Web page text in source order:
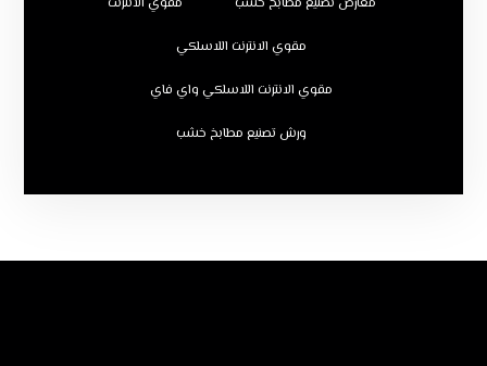
مقوي الانترنت اللاسلكي
مقوي الانترنت اللاسلكي واي فاي
ورش تصنيع مطابخ خشب